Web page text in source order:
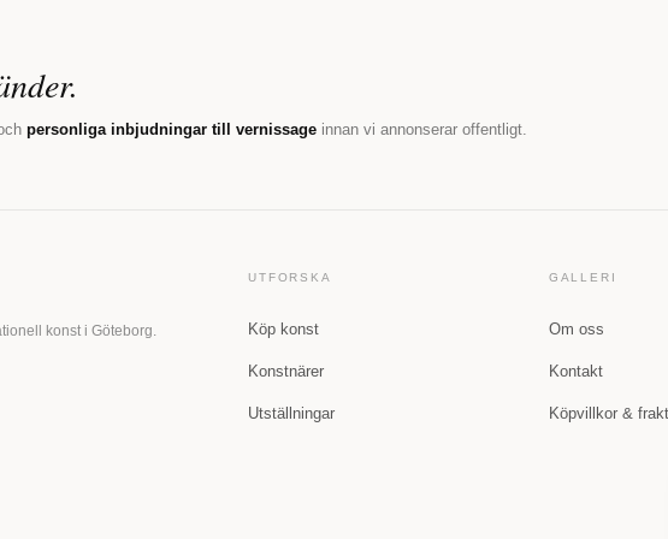
personliga inbjudningar till vernissage innan vi annonserar offentligt.
konst i Göteborg.
UTFORSKA
Köp konst
Konstnärer
Utställningar
GALLERI
Om oss
Kontakt
Köpvillkor & frakt